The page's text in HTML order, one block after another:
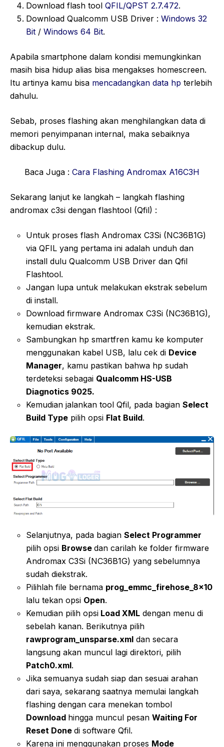
Download flash tool QFIL/QPST 2.7.472.
Download Qualcomm USB Driver : Windows 32
Bit / Windows 64 Bit.
Apabila smartphone dalam kondisi memungkinkan
masih bisa hidup alias bisa mengakses homescreen.
Itu artinya kamu bisa mencadangkan data hp terlebih
dahulu.
Sebab, proses flashing akan menghilangkan data di
memori penyimpanan internal, maka sebaiknya
dibackup dulu.
Baca Juga : Cara Flashing Andromax A16C3H
Sekarang lanjut ke langkah – langkah flashing
andromax c3si dengan flashtool (Qfil) :
Untuk proses flash Andromax C3Si (NC36B1G)
via QFIL yang pertama ini adalah unduh dan
install dulu Qualcomm USB Driver dan Qfil
Flashtool.
Jangan lupa untuk melakukan ekstrak sebelum
di install.
Download firmware Andromax C3Si (NC36B1G),
kemudian ekstrak.
Sambungkan hp smartfren kamu ke komputer
menggunakan kabel USB, lalu cek di Device
Manager, kamu pastikan bahwa hp sudah
terdeteksi sebagai Qualcomm HS-USB
Diagnotics 9025.
Kemudian jalankan tool Qfil, pada bagian Select
Build Type pilih opsi Flat Build.
Selanjutnya, pada bagian Select Programmer
pilih opsi Browse dan carilah ke folder firmware
Andromax C3Si (NC36B1G) yang sebelumnya
sudah diekstrak.
Pilihlah file bernama prog_emmc_firehose_8x10
lalu tekan opsi Open.
Kemudian pilih opsi Load XML dengan menu di
sebelah kanan. Berikutnya pilih
rawprogram_unsparse.xml dan secara
langsung akan muncul lagi direktori, pilih
Patch0.xml.
Jika semuanya sudah siap dan sesuai arahan
dari saya, sekarang saatnya memulai langkah
flashing dengan cara menekan tombol
Download hingga muncul pesan Waiting For
Reset Done di software Qfil.
Karena ini menggunakan proses Mode